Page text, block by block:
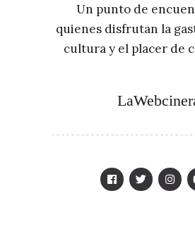
Un punto de
quienes disfrutan la
cultura y el placer de